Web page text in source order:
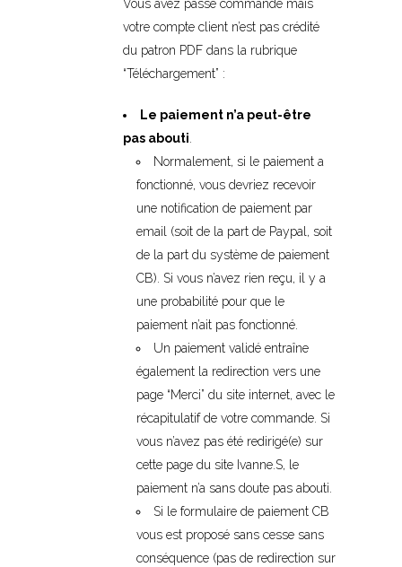
Vous avez passé commande mais
votre compte client n’est pas crédité
du patron PDF dans la rubrique
“Téléchargement” :
Le paiement n’a peut-être
pas abouti.
Normalement, si le paiement a
fonctionné, vous devriez recevoir
une notification de paiement par
email (soit de la part de Paypal, soit
de la part du système de paiement
CB). Si vous n’avez rien reçu, il y a
une probabilité pour que le
paiement n’ait pas fonctionné.
Un paiement validé entraîne
également la redirection vers une
page “Merci” du site internet, avec le
récapitulatif de votre commande. Si
vous n’avez pas été redirigé(e) sur
cette page du site Ivanne.S, le
paiement n’a sans doute pas abouti.
Si le formulaire de paiement CB
vous est proposé sans cesse sans
conséquence (pas de redirection sur